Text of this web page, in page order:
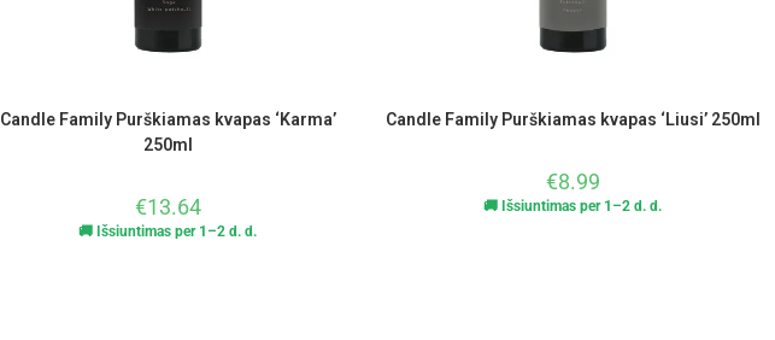
Candle Family Purškiamas kvapas ‘Karma’
250ml
€13.64
🚚 Išsiuntimas per 1–2 d. d.
Candle Family Purškiamas kvapas ‘Liusi’ 250ml
€8.99
🚚 Išsiuntimas per 1–2 d. d.